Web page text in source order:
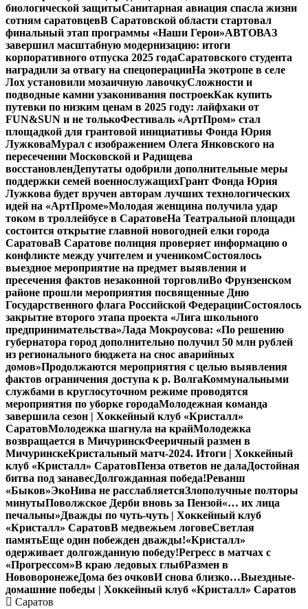
биологической защитыСанитарная авиация спасла жизни
сотням саратовцевВ Саратовской области стартовал
финальный этап программы «Наши Герои»АВТОВАЗ
завершил масштабную модернизацию: итоги
корпоративного отпуска 2025 годаСаратовского студента
наградили за отвагу на спецоперацииНа экотропе в селе
Лох установили мозаичную лавочкуСложности и
подводные камни узаконивания построекКак купить
путевки по низким ценам в 2025 году: лайфхаки от
FUN&SUN и не толькоФестиваль «АртПром» стал
площадкой для грантовой инициативы Фонда Юрия
ЛужковаМурал с изображением Олега Янковского на
пересечении Московской и Радищева
восстановленДепутаты одобрили дополнительные меры
поддержки семей военнослужащихГрант Фонда Юрия
Лужкова будет вручен авторам лучших технологических
идей на «АртПроме»Молодая женщина получила удар
током в троллейбусе в СаратовеНа Театральной площади
состоится открытие главной новогодней елки города
СаратоваВ Саратове полиция проверяет информацию о
конфликте между учителем и ученикомСостоялось
выездное мероприятие на предмет выявления и
пресечения фактов незаконной торговлиВо Фрунзенском
районе прошли мероприятия посвященные Дню
Государственного флага Российской ФедерацииСостоялось
закрытие второго этапа проекта «Лига школьного
предпринимательства»Лада Мокроусова: «По решению
губернатора город дополнительно получил 50 млн рублей
из регионального бюджета на снос аварийных
домов»Продолжаются мероприятия с целью выявления
фактов ограничения доступа к р. ВолгаКоммунальными
службами в круглосуточном режиме проводятся
мероприятия по уборке городаМолодежная команда
завершила сезон | Хоккейный клуб «Кристалл»
СаратовМолодежка шагнула на крайМолодежка
возвращается в МичуринскФееричный размен в
МичуринскеКристальный матч-2024. Итоги | Хоккейный
клуб «Кристалл» СаратовПенза ответов не далаДостойная
битва под занавесДолгожданная победа!Реванш
«Быков»ЭкоНива не расслабляетсяЗлополучные полторы
минутыПоволжское Дерби вновь за Пензой«… их лица
печальны»Дважды по чуть-чуть | Хоккейный клуб
«Кристалл» СаратовВ медвежьем логовеСветлая
памятьЕще один побежден дважды!«Кристалл»
одерживает долгожданную победу!Регресс в матчах с
«Прогрессом»В краю ледовых глыбРазмен в
НововоронежеДома без очковИ снова близко…Выездные-
домашние победы | Хоккейный клуб «Кристалл» Саратов
Саратов